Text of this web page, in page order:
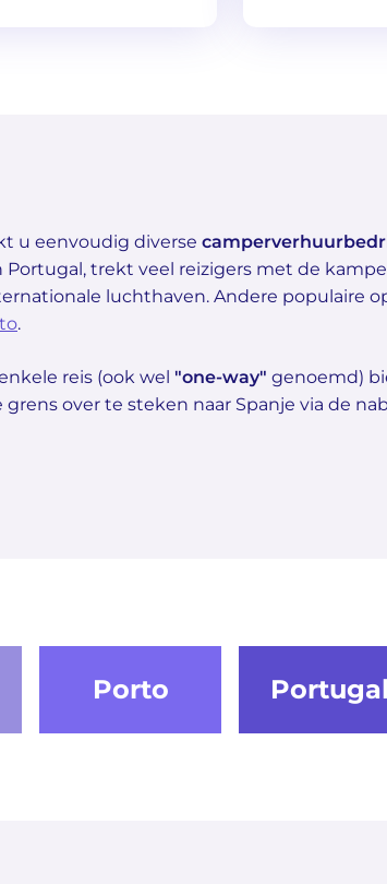
u eenvoudig diverse
trekt veel reizigers met de
luchthaven. Andere populaire
.
reis (ook wel "one-way" genoemd)
over te steken naar Spanje via de
Porto Portugal